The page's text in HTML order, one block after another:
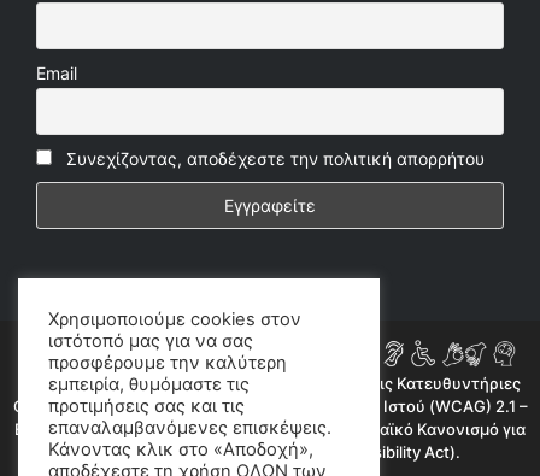
Email
Συνεχίζοντας, αποδέχεστε την πολιτική απορρήτου
Η ιστοσελίδα μας συμμορφώνεται εν μέρει με τις Κατευθυντήριες
Οδηγίες για την Προσβασιμότητα Περιεχομένου Ιστού (WCAG) 2.1 –
Επίπεδο AA, όπως προβλέπεται από τον Ευρωπαϊκό Κανονισμό για
την Προσβασιμότητα (European Accessibility Act).
Χρησιμοποιούμε cookies στον
ιστότοπό μας για να σας
προσφέρουμε την καλύτερη
εμπειρία, θυμόμαστε τις
προτιμήσεις σας και τις
επαναλαμβανόμενες επισκέψεις.
Κάνοντας κλικ στο «Αποδοχή»,
αποδέχεστε τη χρήση ΟΛΩΝ των